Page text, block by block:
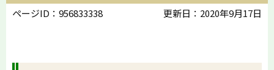
ページID：956833338 更新日：2020年9月17日